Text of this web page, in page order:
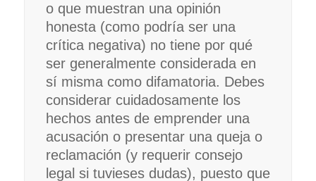
o que muestran una opinión
honesta (como podría ser una
crítica negativa) no tiene por qué
ser generalmente considerada en
sí misma como difamatoria. Debes
considerar cuidadosamente los
hechos antes de emprender una
acusación o presentar una queja o
reclamación (y requerir consejo
legal si tuvieses dudas), puesto que